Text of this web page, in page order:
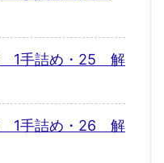
1手詰め・25 解
1手詰め・26 解